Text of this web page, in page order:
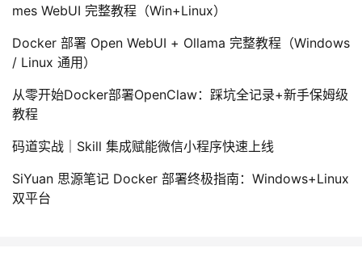
mes WebUI 完整教程（Win+Linux）
Docker 部署 Open WebUI + Ollama 完整教程（Windows
/ Linux 通用）
从零开始Docker部署OpenClaw：踩坑全记录+新手保姆级
教程
码道实战｜Skill 集成赋能微信小程序快速上线
SiYuan 思源笔记 Docker 部署终极指南：Windows+Linux
双平台